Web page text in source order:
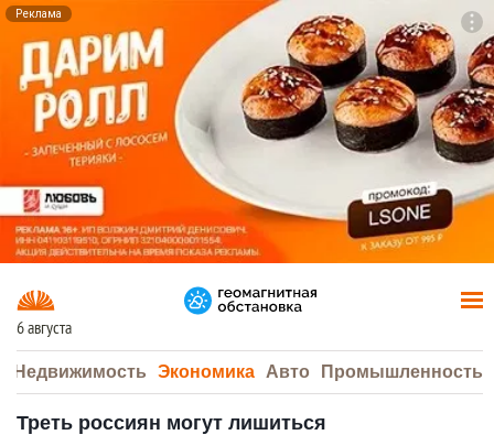
Реклама
6 августа
Недвижимость Экономика Авто Промышленность
Треть россиян могут лишиться